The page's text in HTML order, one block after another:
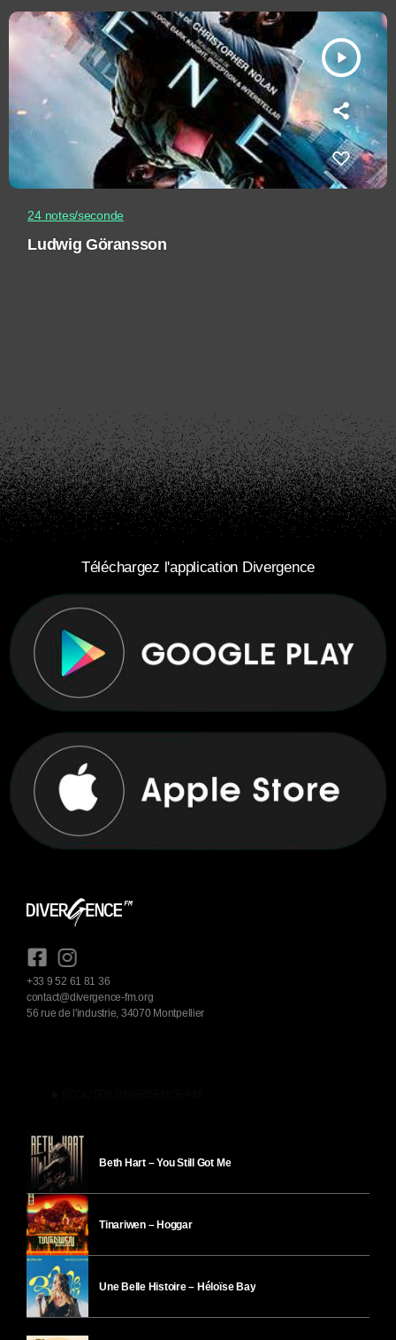
play_arrow
24 notes/seconde
Ludwig Göransson
Téléchargez l'application Divergence
+33 9 52 61 81 36
contact@divergence-fm.org
56 rue de l'industrie, 34070 Montpellier
Beth Hart – You Still Got Me
Tinariwen – Hoggar
Une Belle Histoire – Héloïse Bay